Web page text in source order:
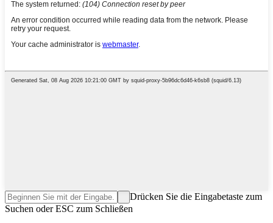
Drücken Sie die Eingabetaste zum
Suchen oder ESC zum Schließen